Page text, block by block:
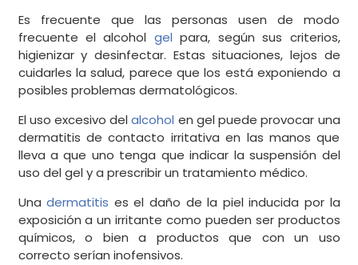
Es frecuente que las personas usen de modo
frecuente el alcohol gel para, según sus criterios,
higienizar y desinfectar. Estas situaciones, lejos de
cuidarles la salud, parece que los está exponiendo a
posibles problemas dermatológicos.
El uso excesivo delalcohol en gel puede provocar una
dermatitis de contacto irritativa en las manos que
lleva a que uno tenga que indicar la suspensión del
uso del gel y a prescribir un tratamiento médico.
Unadermatitis es el daño de la piel inducida por la
exposición a un irritante como pueden ser productos
químicos, o bien a productos que con un uso
correcto serían inofensivos.